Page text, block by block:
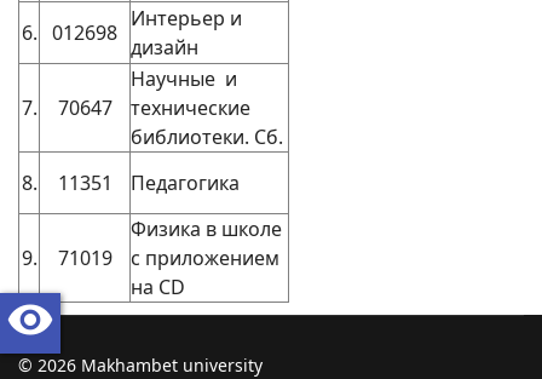
6. 012698
Интерьер и
дизайн
7. 70647
Научные и
технические
библиотеки. Сб.
8.
11351 Педагогика
9. 71019
Физика в школе
с приложением
на CD
© 2026 Makhambet university
visibility